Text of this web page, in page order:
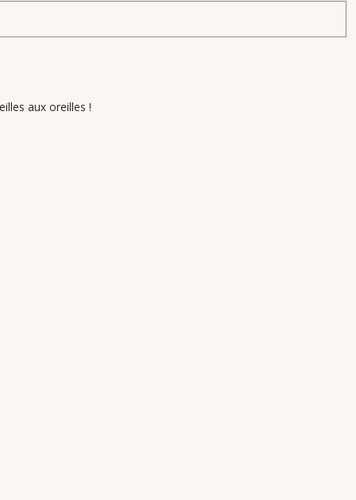
aux oreilles !